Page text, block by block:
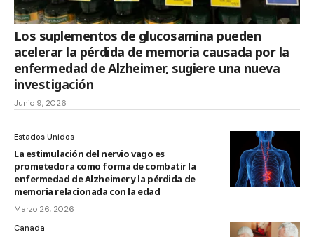
Los suplementos de glucosamina pueden
acelerar la pérdida de memoria causada por la
enfermedad de Alzheimer, sugiere una nueva
investigación
Junio 9, 2026
Estados Unidos
La estimulación del nervio vago es
prometedora como forma de combatir la
enfermedad de Alzheimer y la pérdida de
memoria relacionada con la edad
Marzo 26, 2026
Canada